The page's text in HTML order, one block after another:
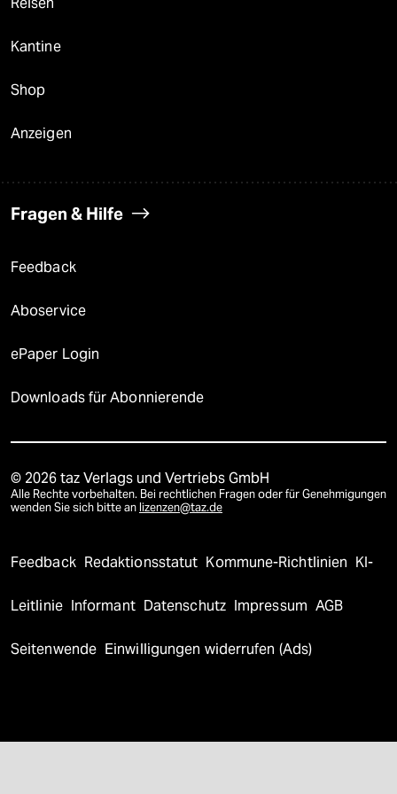
Kantine
Shop
Anzeigen
Fragen & Hilfe
Feedback
Aboservice
ePaper Login
Downloads für Abonnierende
© 2026 taz Verlags und Vertriebs GmbH
Alle Rechte vorbehalten. Bei rechtlichen Fragen oder für Genehmigungen
wenden Sie sich bitte an lizenzen@taz.de
Feedback Redaktionsstatut Kommune-Richtlinien KI-
Leitlinie Informant Datenschutz Impressum AGB
Seitenwende Einwilligungen widerrufen (Ads)